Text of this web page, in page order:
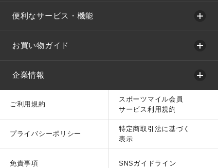
便利なサービス・機能
お買い物ガイド
企業情報
ご利用規約
スポーツマイル会員
サービス利用規約
プライバシーポリシー
特定商取引法に基づく
表示
免責事項 SNSガイドライン